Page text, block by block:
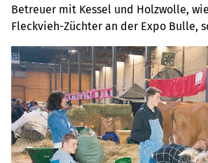
Betreuer mit Kessel und Holzwolle,
Fleckvieh-Züchter an der Expo Bulle,